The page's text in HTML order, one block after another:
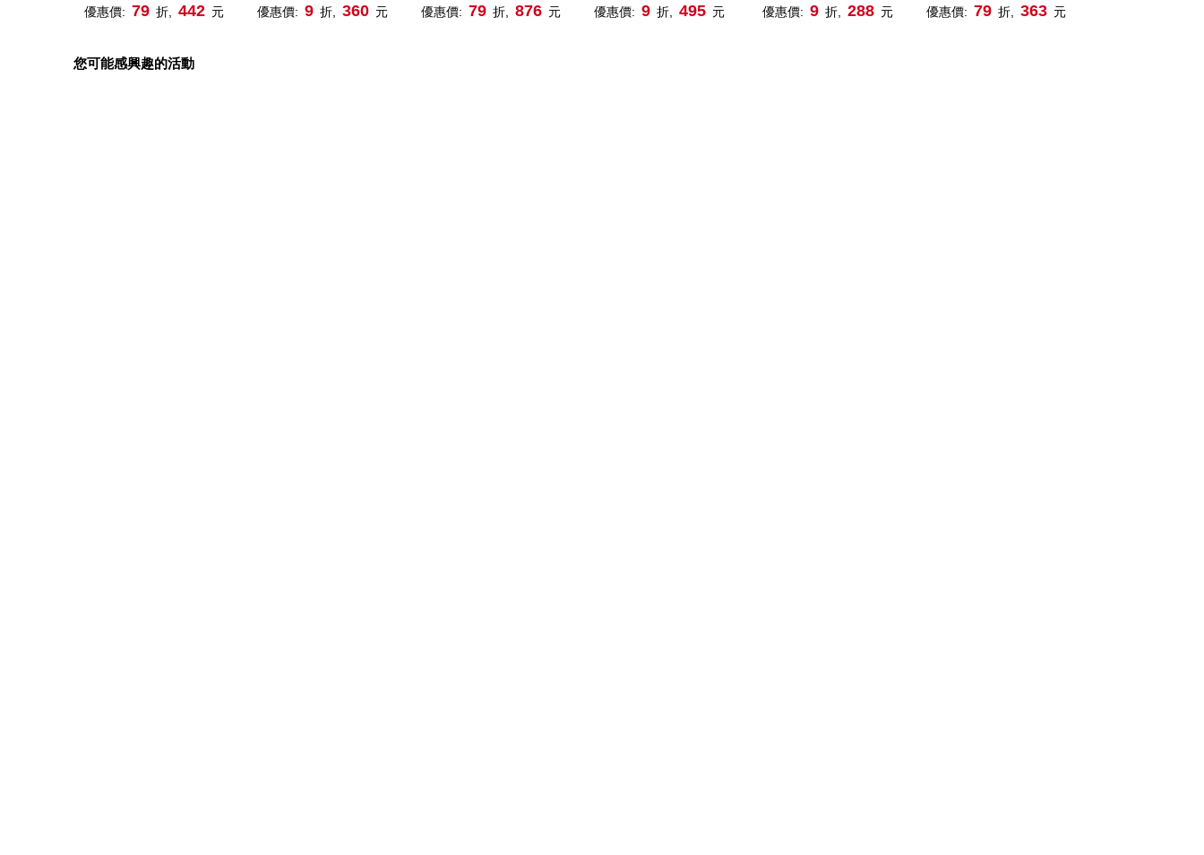
優惠價: 79 折, 442 元 優惠價: 9 折, 360 元 優惠價: 79 折, 876 元 優惠價: 9 折, 495 元 優惠價: 9 折, 288 元 優惠價: 79 折, 363 元
您可能感興趣的活動